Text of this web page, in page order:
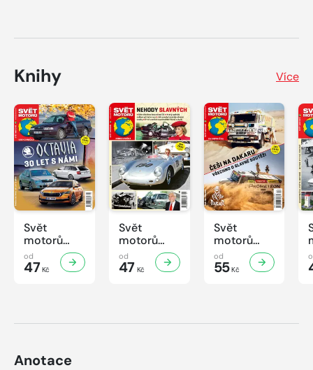
Knihy Více
Svět
motorů
Knihovnička
2/2026
od
47 Kč
Svět
motorů
Knihovnička
1/2026
od
47 Kč
Svět
motorů
Knihovnička
4/2025
od
55Kč
Anotace